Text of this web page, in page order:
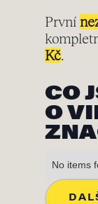
První
Kč.
CO
O
No items